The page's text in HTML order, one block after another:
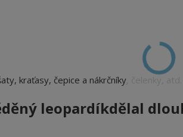
kraťasy, čepice a nákrčníky, čelenky, atd.
leopardíkdělal